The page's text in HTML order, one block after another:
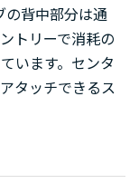
の背中部分は通
トリーで消耗の
います。センタ
タッチできるス